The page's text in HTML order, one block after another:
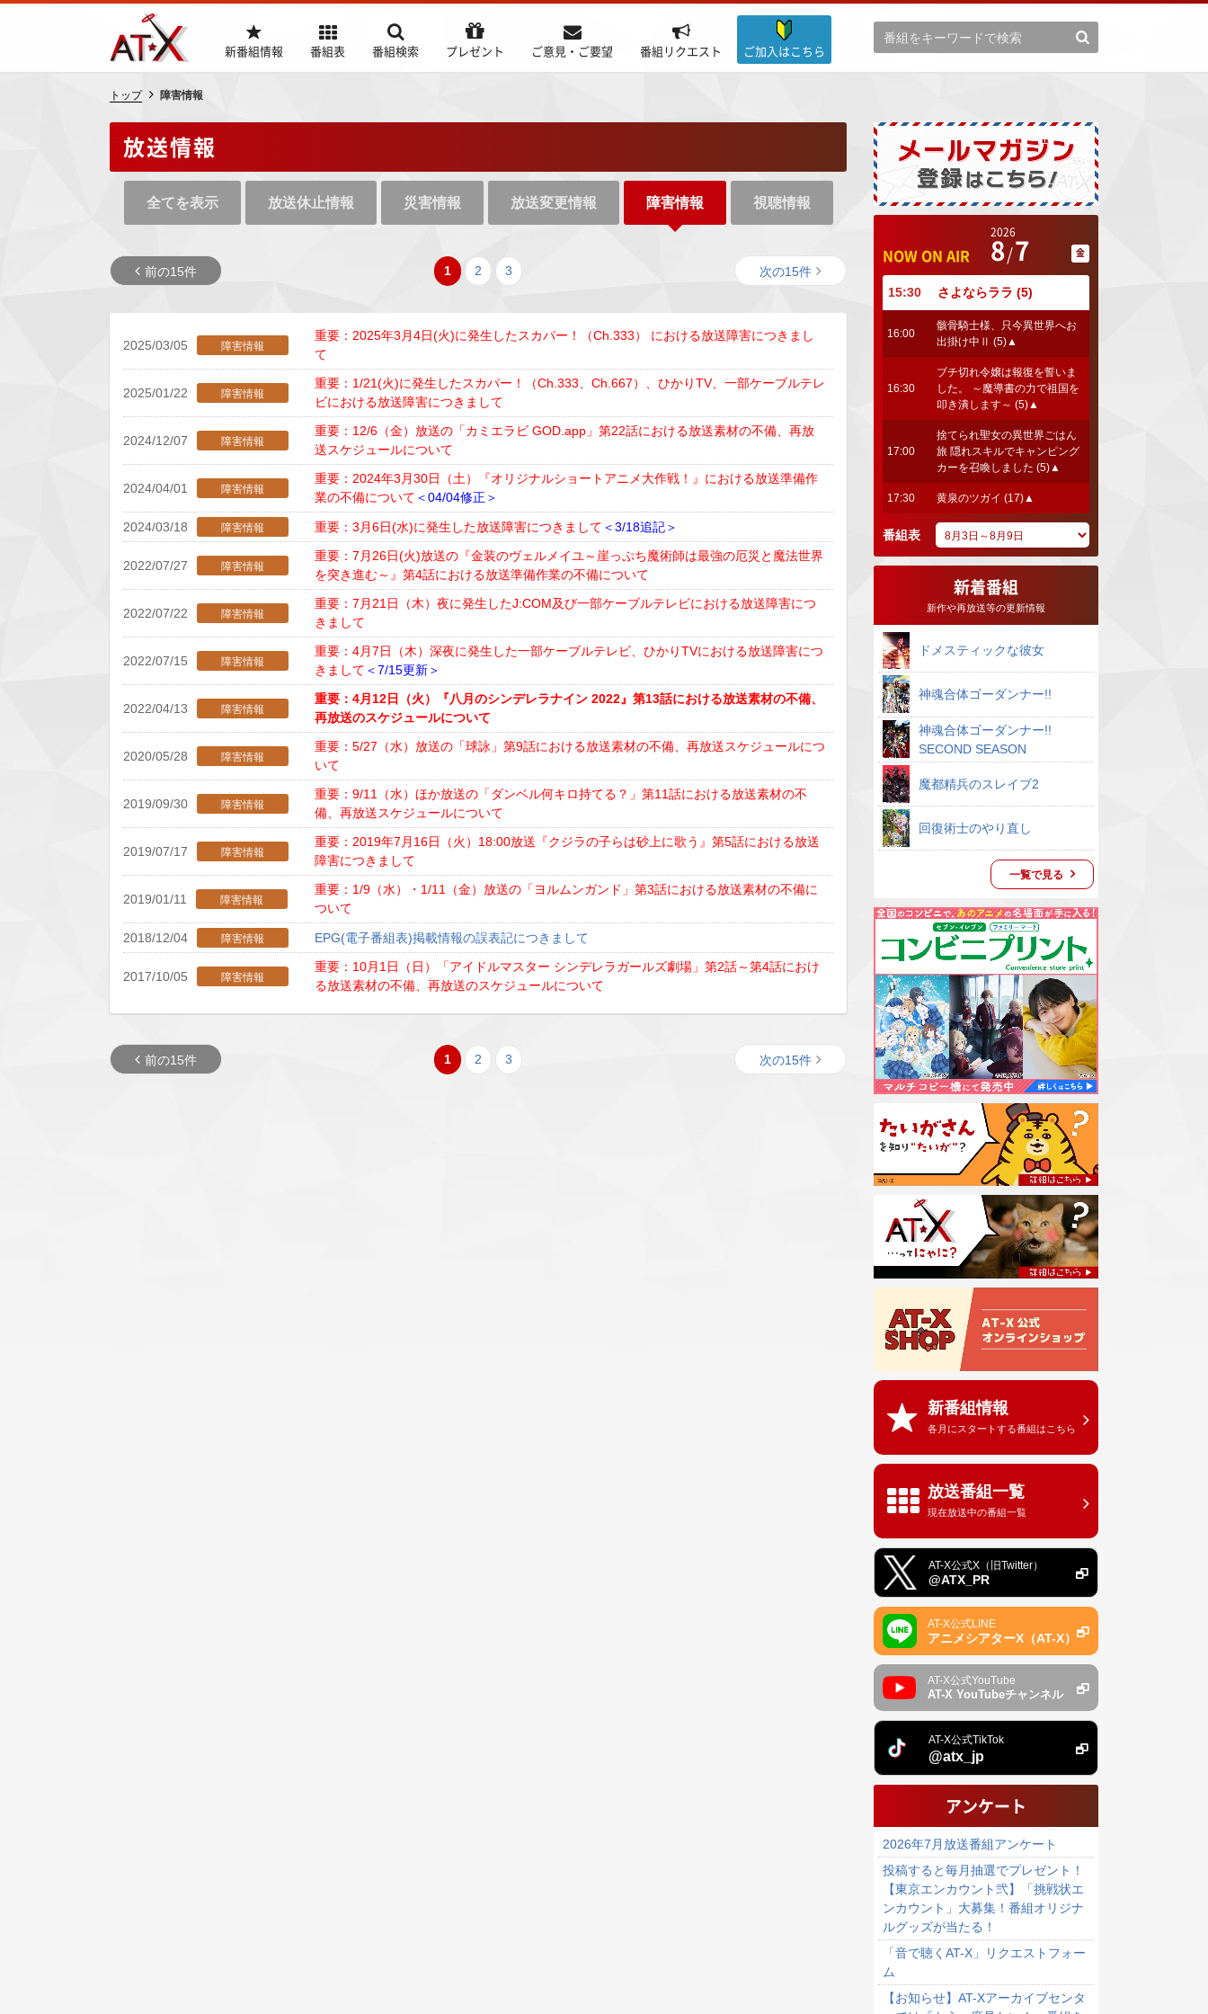
新番組情報 番組表 番組検索 プレゼント ご意見・ご要望 番組リクエスト ご加入はこちら
トップ 障害情報
放送情報
全てを表示 放送休止情報 災害情報 放送変更情報 障害情報 視聴情報
前の15件 1 2 3 次の15件
2025/03/05 障害情報
重要：2025年3月4日(火)に発生したスカパー！（Ch.333） における放送障害につきまし
て
2025/01/22 障害情報
重要：1/21(火)に発生したスカパー！（Ch.333、Ch.667）、ひかりTV、一部ケーブルテレ
ビにおける放送障害につきまして
2024/12/07 障害情報
重要：12/6（金）放送の「カミエラビ GOD.app」第22話における放送素材の不備、再放
送スケジュールについて
2024/04/01 障害情報
重要：2024年3月30日（土）『オリジナルショートアニメ大作戦！』における放送準備作
業の不備について ＜04/04修正＞
2024/03/18 障害情報 重要：3月6日(水)に発生した放送障害につきまして ＜3/18追記＞
2022/07/27 障害情報
重要：7月26日(火)放送の『金装のヴェルメイユ～崖っぷち魔術師は最強の厄災と魔法世界
を突き進む～』第4話における放送準備作業の不備について
2022/07/22 障害情報
重要：7月21日（木）夜に発生したJ:COM及び一部ケーブルテレビにおける放送障害につ
きまして
2022/07/15 障害情報
重要：4月7日（木）深夜に発生した一部ケーブルテレビ、ひかりTVにおける放送障害につ
きまして ＜7/15更新＞
2022/04/13 障害情報
重要：4月12日（火）『八月のシンデレラナイン 2022』第13話における放送素材の不備、
再放送のスケジュールについて
2020/05/28 障害情報
重要：5/27（水）放送の「球詠」第9話における放送素材の不備、再放送スケジュールにつ
いて
2019/09/30 障害情報
重要：9/11（水）ほか放送の「ダンベル何キロ持てる？」第11話における放送素材の不
備、再放送スケジュールについて
2019/07/17 障害情報
重要：2019年7月16日（火）18:00放送『クジラの子らは砂上に歌う』第5話における放送
障害につきまして
2019/01/11 障害情報
重要：1/9（水）・1/11（金）放送の「ヨルムンガンド」第3話における放送素材の不備に
ついて
2018/12/04 障害情報 EPG(電子番組表)掲載情報の誤表記につきまして
2017/10/05 障害情報
重要：10月1日（日）「アイドルマスター シンデレラガールズ劇場」第2話～第4話におけ
る放送素材の不備、再放送のスケジュールについて
前の15件 1 2 3 次の15件
NOW ON AIR
2026
8 7 金
15:30 さよならララ (5)
16:00
骸骨騎士様、只今異世界へお
出掛け中Ⅱ (5)▲
16:30
ブチ切れ令嬢は報復を誓いま
した。 ～魔導書の力で祖国を
叩き潰します～ (5)▲
17:00
捨てられ聖女の異世界ごはん
旅 隠れスキルでキャンピング
カーを召喚しました (5)▲
17:30 黄泉のツガイ (17)▲
番組表
新着番組
新作や再放送等の更新情報
ドメスティックな彼女
神魂合体ゴーダンナー!!
神魂合体ゴーダンナー!!
SECOND SEASON
魔都精兵のスレイブ2
回復術士のやり直し
一覧で見る
新番組情報
各月にスタートする番組はこちら
放送番組一覧
現在放送中の番組一覧
AT-X公式X（旧Twitter）
@ATX_PR
AT-X公式LINE
アニメシアターX（AT-X）
AT-X公式YouTube
AT-X YouTubeチャンネル
AT-X公式TikTok
@atx_jp
アンケート
2026年7月放送番組アンケート
投稿すると毎月抽選でプレゼント！
【東京エンカウント弐】「挑戦状エ
ンカウント」大募集！番組オリジナ
ルグッズが当たる！
「音で聴くAT-X」リクエストフォー
ム
【お知らせ】AT-Xアーカイブセンタ